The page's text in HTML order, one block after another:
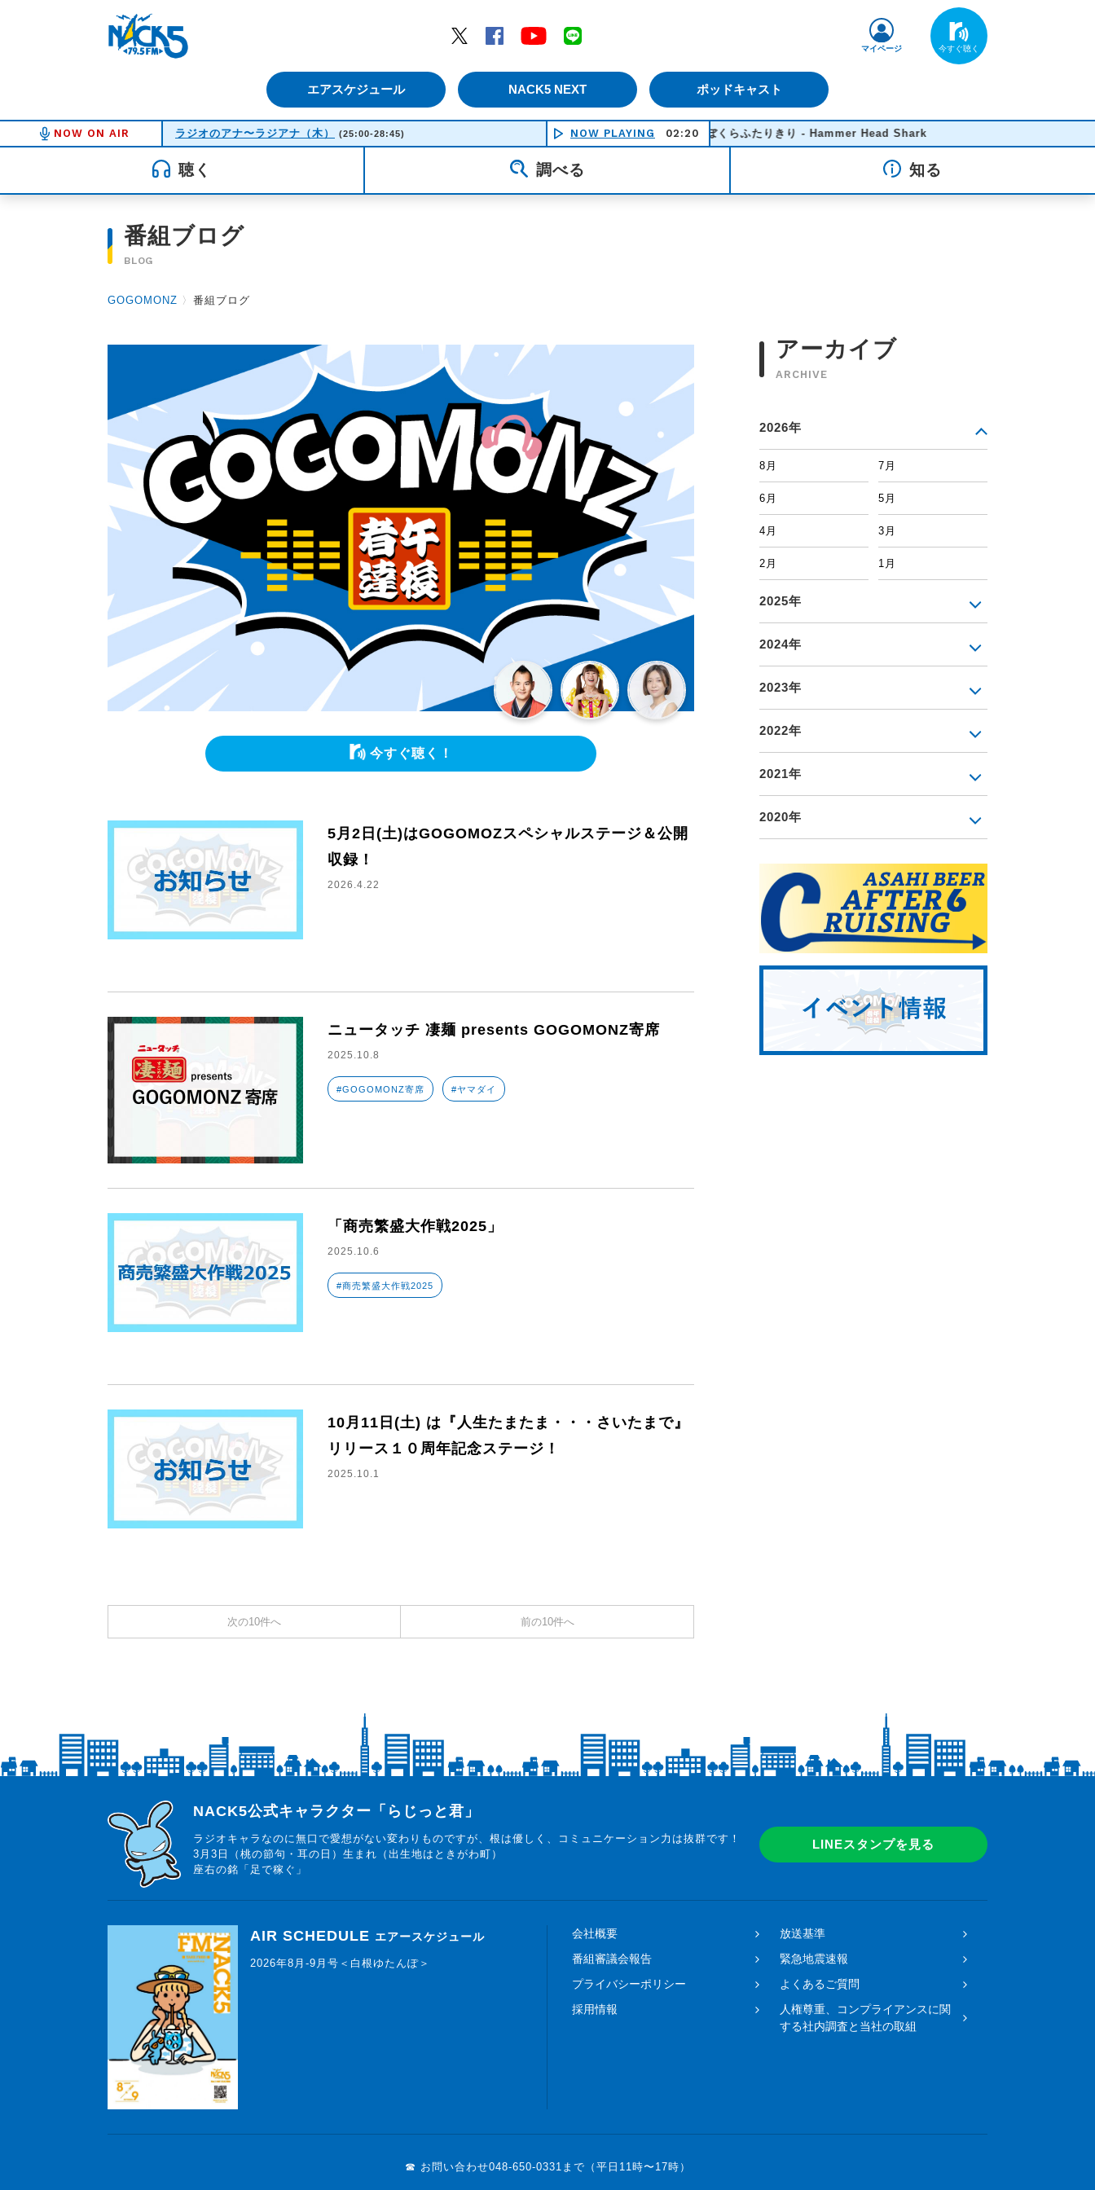
Twitter
Facebook YouTube
エアスケジュール NACK5 NEXT ポッドキャスト
マイページ
NOW ON AIR ラジオのアナ〜ラジアナ（木） (25:00-28:45) NOW PLAYING 02:20
ぼくらふたりきり - Hammer Head Shark
聴く 調べる 知る
番組ブログ
BLOG
GOGOMONZ 〉 番組ブログ
今すぐ聴く！
5月2日(土)はGOGOMOZスペシャルステージ＆公開
収録！
2026.4.22
ニュータッチ 凄麺 presents GOGOMONZ寄席
2025.10.8
#GOGOMONZ寄席 #ヤマダイ
「商売繁盛大作戦2025」
2025.10.6
#商売繁盛大作戦2025
10月11日(土) は『人生たまたま・・・さいたまで』
リリース１０周年記念ステージ！
2025.10.1
次の10件へ 前の10件へ
アーカイブ
ARCHIVE
2026年
8月 7月
6月 5月
4月 3月
2月 1月
2025年
2024年
2023年
2022年
2021年
2020年
らじっと君
NACK5公式キャラクター「らじっと君」
ラジオキャラなのに無口で愛想がない変わりものですが、根は優しく、コミュニケーション力は抜群です！
3月3日（桃の節句・耳の日）生まれ（出生地はときがわ町）
座右の銘「足で稼ぐ」
LINEスタンプを見る
AIR SCHEDULE エアースケジュール
2026年8月-9月号＜白根ゆたんぽ＞
会社概要
放送基準
番組審議会報告
緊急地震速報
プライバシーポリシー
よくあるご質問
採用情報
人権尊重、コンプライアンスに関
する社内調査と当社の取組
☎ お問い合わせ048-650-0331まで（平日11時〜17時）